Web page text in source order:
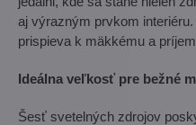
aj výrazným prvkom
prispieva k mäkkému a
Ideálna veľkosť pre bežné
Šesť svetelných zdrojov